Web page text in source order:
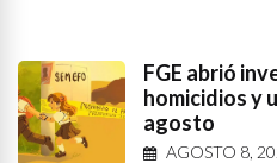
FGE abrió
homicidios y
agosto
AGOSTO 8,